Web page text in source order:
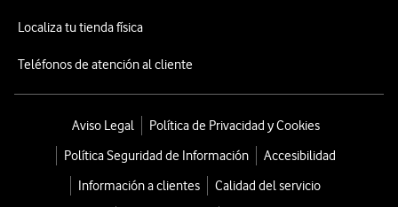
Localiza tu tienda física
Teléfonos de atención al cliente
Aviso Legal
Política de Privacidad y Cookies
Política Seguridad de Información
Accesibilidad
Información a clientes
Calidad del servicio